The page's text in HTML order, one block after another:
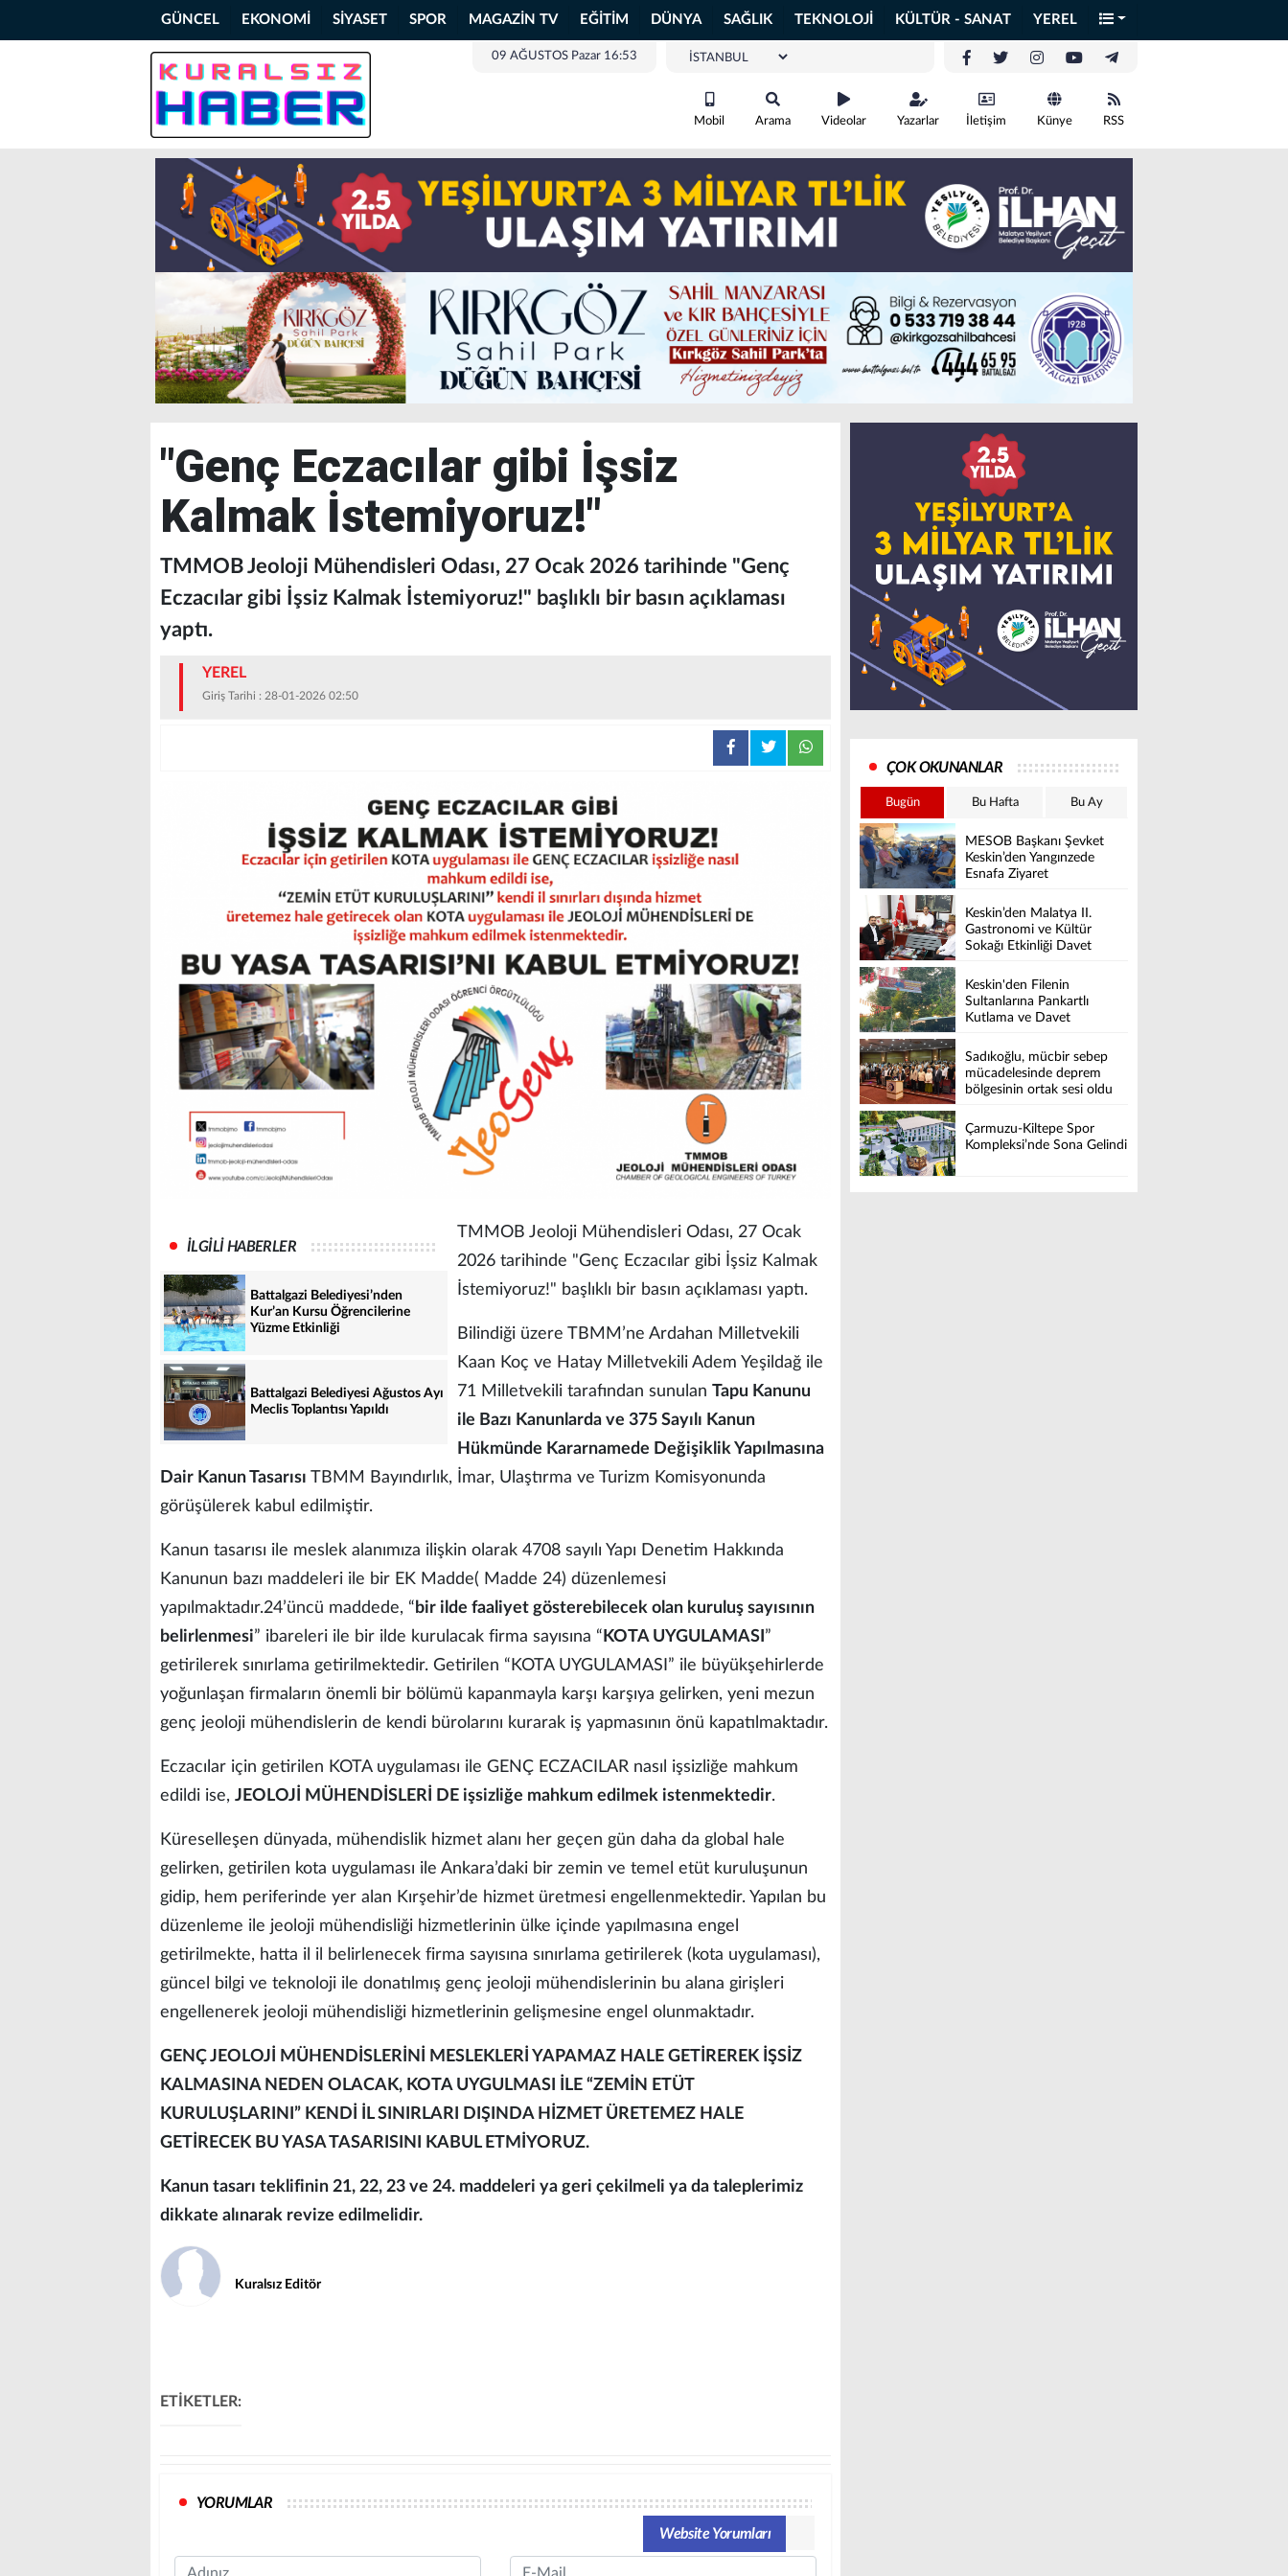
GÜNCEL EKONOMİ SİYASET SPOR MAGAZİN TV EĞİTİM DÜNYA SAĞLIK TEKNOLOJİ KÜLTÜR - SANAT YEREL
09 AĞUSTOS Pazar 16:53
Mobil Arama Videolar Yazarlar İletişim Künye RSS
"Genç Eczacılar gibi İşsiz
Kalmak İstemiyoruz!"
TMMOB Jeoloji Mühendisleri Odası, 27 Ocak 2026 tarihinde "Genç
Eczacılar gibi İşsiz Kalmak İstemiyoruz!" başlıklı bir basın açıklaması
yaptı.
YEREL
Giriş Tarihi : 28-01-2026 02:50
İLGİLİ HABERLER
Battalgazi Belediyesi’nden
Kur’an Kursu Öğrencilerine
Yüzme Etkinliği
Battalgazi Belediyesi Ağustos Ayı
Meclis Toplantısı Yapıldı
TMMOB Jeoloji Mühendisleri Odası, 27 Ocak
2026 tarihinde "Genç Eczacılar gibi İşsiz Kalmak
İstemiyoruz!" başlıklı bir basın açıklaması yaptı.
Bilindiği üzere TBMM’ne Ardahan Milletvekili
Kaan Koç ve Hatay Milletvekili Adem Yeşildağ ile
71 Milletvekili tarafından sunulan Tapu Kanunu
ile Bazı Kanunlarda ve 375 Sayılı Kanun
Hükmünde Kararnamede Değişiklik Yapılmasına
Dair Kanun Tasarısı TBMM Bayındırlık, İmar, Ulaştırma ve Turizm Komisyonunda
görüşülerek kabul edilmiştir.
Kanun tasarısı ile meslek alanımıza ilişkin olarak 4708 sayılı Yapı Denetim Hakkında
Kanunun bazı maddeleri ile bir EK Madde( Madde 24) düzenlemesi
yapılmaktadır.24’üncü maddede, “ bir ilde faaliyet gösterebilecek olan kuruluş sayısının
belirlenmesi” ibareleri ile bir ilde kurulacak firma sayısına “ KOTA UYGULAMASI ”
getirilerek sınırlama getirilmektedir. Getirilen “KOTA UYGULAMASI” ile büyükşehirlerde
yoğunlaşan firmaların önemli bir bölümü kapanmayla karşı karşıya gelirken, yeni mezun
genç jeoloji mühendislerin de kendi bürolarını kurarak iş yapmasının önü kapatılmaktadır.
Eczacılar için getirilen KOTA uygulaması ile GENÇ ECZACILAR nasıl işsizliğe mahkum
edildi ise, JEOLOJİ MÜHENDİSLERİ DE işsizliğe mahkum edilmek istenmektedir.
Küreselleşen dünyada, mühendislik hizmet alanı her geçen gün daha da global hale
gelirken, getirilen kota uygulaması ile Ankara’daki bir zemin ve temel etüt kuruluşunun
gidip, hem periferinde yer alan Kırşehir’de hizmet üretmesi engellenmektedir. Yapılan bu
düzenleme ile jeoloji mühendisliği hizmetlerinin ülke içinde yapılmasına engel
getirilmekte, hatta il il belirlenecek firma sayısına sınırlama getirilerek (kota uygulaması),
güncel bilgi ve teknoloji ile donatılmış genç jeoloji mühendislerinin bu alana girişleri
engellenerek jeoloji mühendisliği hizmetlerinin gelişmesine engel olunmaktadır.
GENÇ JEOLOJİ MÜHENDİSLERİNİ MESLEKLERİ YAPAMAZ HALE GETİREREK İŞSİZ
KALMASINA NEDEN OLACAK, KOTA UYGULMASI İLE “ZEMİN ETÜT
KURULUŞLARINI” KENDİ İL SINIRLARI DIŞINDA HİZMET ÜRETEMEZ HALE
GETİRECEK BU YASA TASARISINI KABUL ETMİYORUZ.
Kanun tasarı teklifinin 21, 22, 23 ve 24. maddeleri ya geri çekilmeli ya da taleplerimiz
dikkate alınarak revize edilmelidir.
Kuralsız Editör
ETİKETLER:
YORUMLAR
Website Yorumları
Name Email
ÇOK OKUNANLAR
Bugün Bu Hafta Bu Ay
MESOB Başkanı Şevket
Keskin’den Yangınzede
Esnafa Ziyaret
Keskin’den Malatya II.
Gastronomi ve Kültür
Sokağı Etkinliği Davet
Keskin'den Filenin
Sultanlarına Pankartlı
Kutlama ve Davet
Sadıkoğlu, mücbir sebep
mücadelesinde deprem
bölgesinin ortak sesi oldu
Çarmuzu-Kiltepe Spor
Kompleksi’nde Sona Gelindi